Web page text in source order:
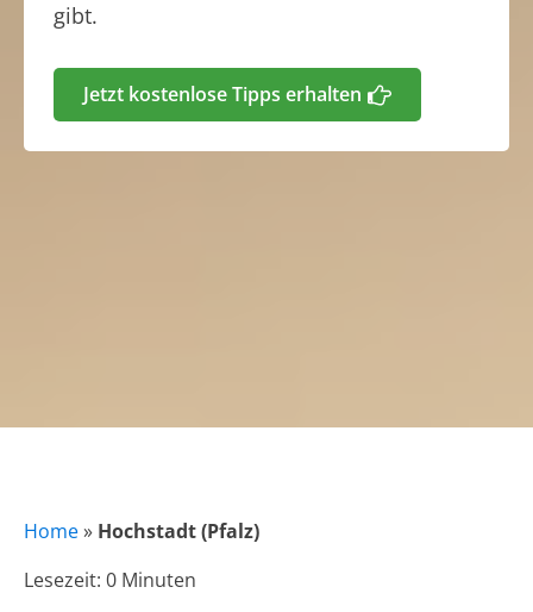
gibt.
Jetzt kostenlose Tipps erhalten
Home» Hochstadt (Pfalz)
Lesezeit: 0 Minuten